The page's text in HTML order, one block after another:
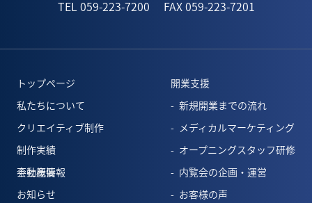
TEL 059-223-7200 FAX 059-223-7201
トップページ
私たちについて
クリエイティブ制作
制作実績
会社概要
開業支援
新規開業までの流れ
メディカルマーケティング
オープニングスタッフ研修
内覧会の企画・運営
お客様の声
不動産情報
お知らせ